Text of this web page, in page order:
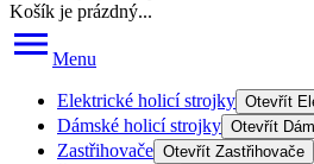
Košík je prázdný...
Menu
Elektrické holicí strojky Otevřít
Dámské holicí strojky Otevřít
Zastřihovače Otevřít Zastřihovače